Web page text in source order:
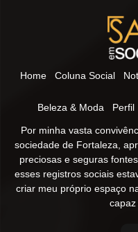
Home Coluna Social
Beleza & Moda Perfil
Por minha vasta
sociedade de Fortaleza,
preciosas e seguras
esses registros sociais
criar meu próprio espaço
capaz